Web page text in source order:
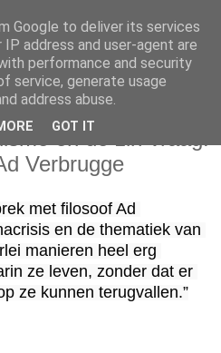
en de zin-vraag.
Verbrugge
met filosoof Ad
en de thematiek van
manieren heel erg
ze leven, zonder dat er
ze kunnen terugvallen.”
Google to deliver its services
address and user-agent are
performance and security
service, generate usage
address abuse.
GOT IT